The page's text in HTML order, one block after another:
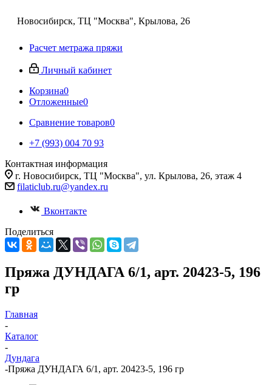
Новосибирск, ТЦ "Москва", Крылова, 26
Расчет метража пряжи
Личный кабинет
Корзина0
Отложенные0
Сравнение товаров0
+7 (993) 004 70 93
Контактная информация
г. Новосибирск, ТЦ "Москва", ул. Крылова, 26, этаж 4
filaticlub.ru@yandex.ru
Вконтакте
Поделиться
Пряжа ДУНДАГА 6/1, арт. 20423-5, 196
гр
Главная
-
Каталог
-
Дундага
-Пряжа ДУНДАГА 6/1, арт. 20423-5, 196 гр